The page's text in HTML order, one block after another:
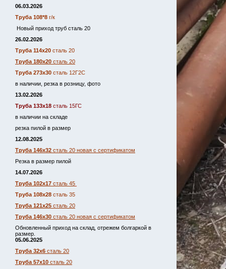
06.03.2026
Труба 108*8 г/к
Новый приход труб сталь 20
26.02.2026
Труба 114х20 сталь 20
Труба 180х20 сталь 20
Труба 273х30 сталь 12Г2С
в наличии, резка в розницу, фото
13.02.2026
Труба 133х18 сталь 15ГС
в наличии на складе
резка пилой в размер
12.08.2025
Труба 146х32 сталь 20 новая с сертификатом
Резка в размер пилой
14.07.2026
Труба 102х17 сталь 45
Труба 108х28 сталь 35
Труба 121х25 сталь 20
Труба 146х30 сталь 20 новая с сертификатом
Обновленный приход на склад, отрежем болгаркой в
размер.
05.06.2025
Труба 32х6 сталь 20
Труба 57х10 сталь 20